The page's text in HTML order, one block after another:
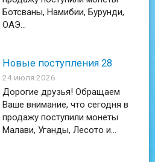
Ботсваны, Намибии, Бурунди,
ОАЭ...
Новые поступления 28
24 июля 2026
Дорогие друзья! Обращаем
Ваше внимание, что сегодня в
продажу поступили монеты
Малави, Уганды, Лесото и...